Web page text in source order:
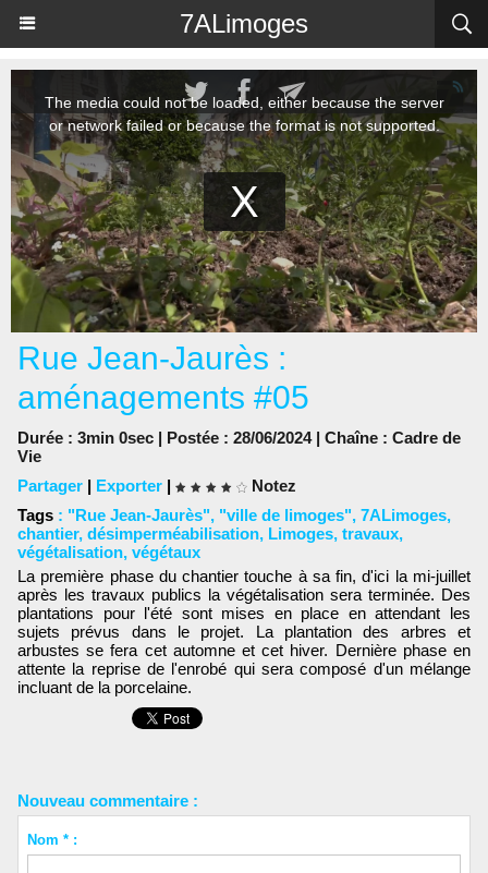
7ALimoges
Rue Jean-Jaurès :
aménagements #05
Durée : 3min 0sec | Postée : 28/06/2024 | Chaîne : Cadre de
Vie
Partager | Exporter |
Notez
Tags : "Rue Jean-Jaurès", "ville de limoges", 7ALimoges,
chantier, désimperméabilisation, Limoges, travaux,
végétalisation, végétaux
La première phase du chantier touche à sa fin, d'ici la mi-juillet
après les travaux publics la végétalisation sera terminée. Des
plantations pour l'été sont mises en place en attendant les
sujets prévus dans le projet. La plantation des arbres et
arbustes se fera cet automne et cet hiver. Dernière phase en
attente la reprise de l'enrobé qui sera composé d'un mélange
incluant de la porcelaine.
Nouveau commentaire :
Nom * :